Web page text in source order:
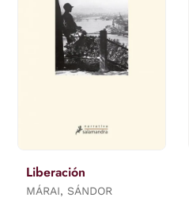
Liberación
MÁRAI, SÁNDOR